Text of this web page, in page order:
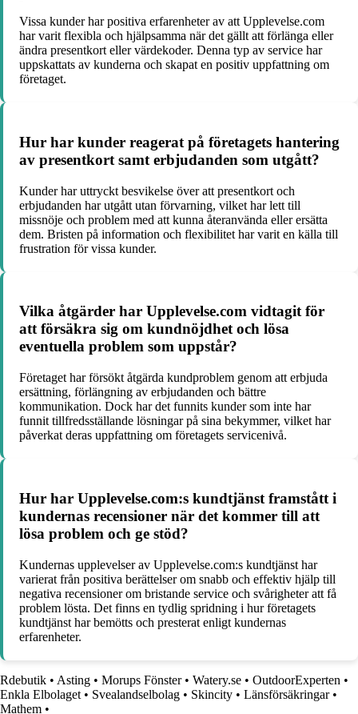
Vissa kunder har positiva erfarenheter av att Upplevelse.com
har varit flexibla och hjälpsamma när det gällt att förlänga eller
ändra presentkort eller värdekoder. Denna typ av service har
uppskattats av kunderna och skapat en positiv uppfattning om
företaget.
Hur har kunder reagerat på företagets hantering
av presentkort samt erbjudanden som utgått?
Kunder har uttryckt besvikelse över att presentkort och
erbjudanden har utgått utan förvarning, vilket har lett till
missnöje och problem med att kunna återanvända eller ersätta
dem. Bristen på information och flexibilitet har varit en källa till
frustration för vissa kunder.
Vilka åtgärder har Upplevelse.com vidtagit för
att försäkra sig om kundnöjdhet och lösa
eventuella problem som uppstår?
Företaget har försökt åtgärda kundproblem genom att erbjuda
ersättning, förlängning av erbjudanden och bättre
kommunikation. Dock har det funnits kunder som inte har
funnit tillfredsställande lösningar på sina bekymmer, vilket har
påverkat deras uppfattning om företagets servicenivå.
Hur har Upplevelse.com:s kundtjänst framstått i
kundernas recensioner när det kommer till att
lösa problem och ge stöd?
Kundernas upplevelser av Upplevelse.com:s kundtjänst har
varierat från positiva berättelser om snabb och effektiv hjälp till
negativa recensioner om bristande service och svårigheter att få
problem lösta. Det finns en tydlig spridning i hur företagets
kundtjänst har bemötts och presterat enligt kundernas
erfarenheter.
Rdebutik • Asting • Morups Fönster• Watery.se • OutdoorExperten •
Enkla Elbolaget • Svealandselbolag • Skincity • Länsförsäkringar•
Mathem •